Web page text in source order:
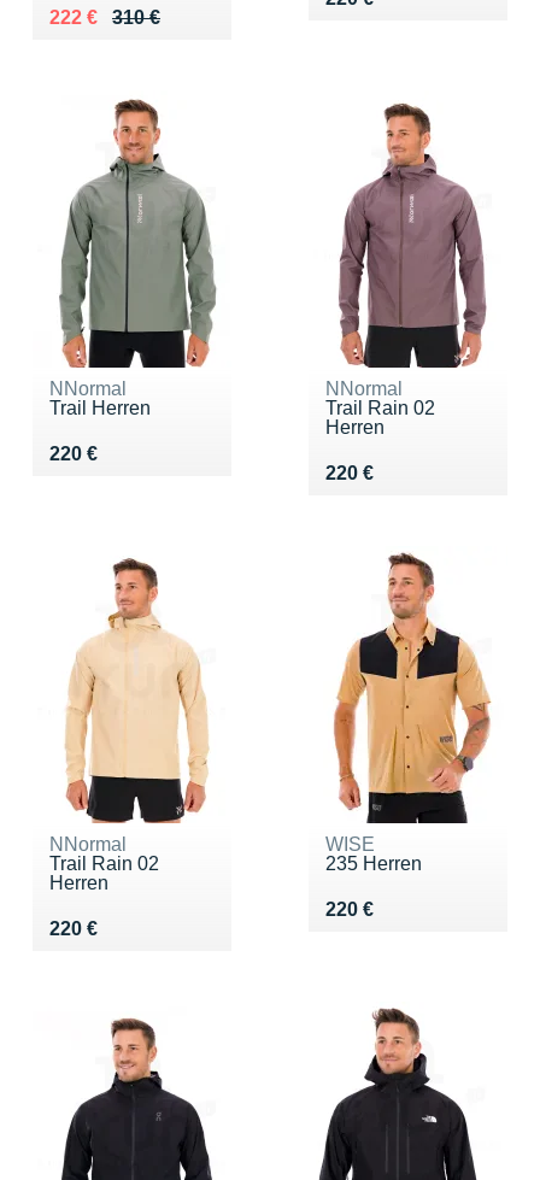
310 €
Au lieu de 310 €
222 €
Vendu 222 €
NNormal
Trail Herren
220 €
Vendu 220 €
NNormal
Trail Rain 02
Herren
220 €
Vendu 220 €
NNormal
Trail Rain 02
Herren
220 €
Vendu 220 €
WISE
235 Herren
220 €
Vendu 220 €